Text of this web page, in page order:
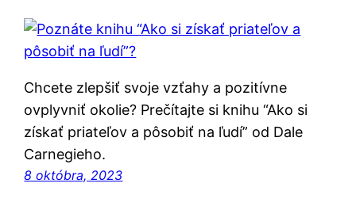
Chcete zlepšiť svoje vzťahy a pozitívne
ovplyvniť okolie? Prečítajte si knihu “Ako si
získať priateľov a pôsobiť na ľudí” od Dale
Carnegieho.
8 októbra, 2023